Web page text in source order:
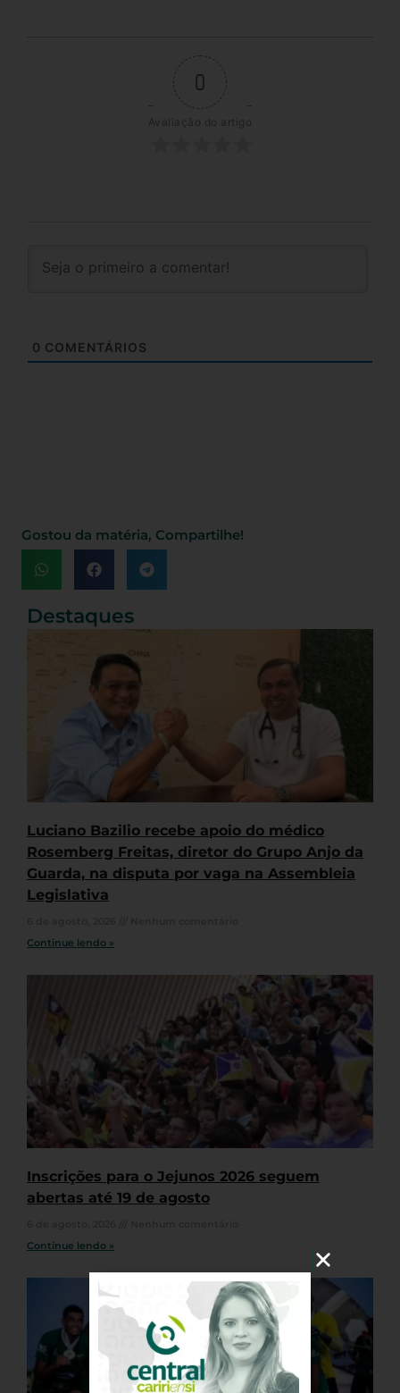
0
Avaliação do artigo
0 COMENTÁRIOS
Gostou da matéria, Compartilhe!
Destaques
Luciano Bazilio recebe apoio do médico
Rosemberg Freitas, diretor do Grupo Anjo da
Guarda, na disputa por vaga na Assembleia
Legislativa
Continue lendo »
Inscrições para o Jejunos 2026 seguem
abertas até 19 de agosto
Continue lendo »